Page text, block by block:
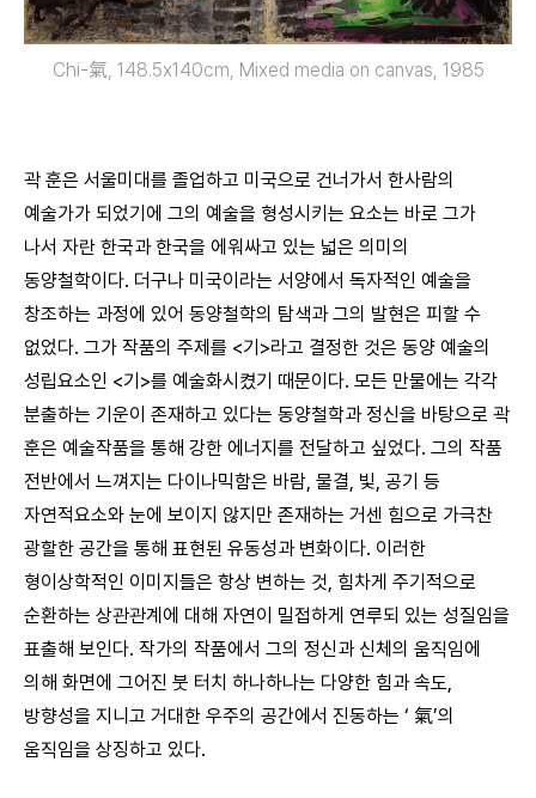
Chi-氣, 148.5x140cm, Mixed media on canvas, 1985
곽 훈은 서울미대를 졸업하고 미국으로 건너가서 한사람의
예술가가 되었기에 그의 예술을 형성시키는 요소는 바로 그가
나서 자란 한국과 한국을 에워싸고 있는 넓은 의미의
동양철학이다. 더구나 미국이라는 서양에서 독자적인 예술을
창조하는 과정에 있어 동양철학의 탐색과 그의 발현은 피할 수
없었다. 그가 작품의 주제를 <기>라고 결정한 것은 동양 예술의
성립요소인 <기>를 예술화시켰기 때문이다. 모든 만물에는 각각
분출하는 기운이 존재하고 있다는 동양철학과 정신을 바탕으로 곽
훈은 예술작품을 통해 강한 에너지를 전달하고 싶었다. 그의 작품
전반에서 느껴지는 다이나믹함은 바람, 물결, 빛, 공기 등
자연적요소와 눈에 보이지 않지만 존재하는 거센 힘으로 가극찬
광할한 공간을 통해 표현된 유동성과 변화이다. 이러한
형이상학적인 이미지들은 항상 변하는 것, 힘차게 주기적으로
순환하는 상관관계에 대해 자연이 밀접하게 연루되 있는 성질임을
표출해 보인다. 작가의 작품에서 그의 정신과 신체의 움직임에
의해 화면에 그어진 붓 터치 하나하나는 다양한 힘과 속도,
방향성을 지니고 거대한 우주의 공간에서 진동하는 ‘ 氣’의
움직임을 상징하고 있다.